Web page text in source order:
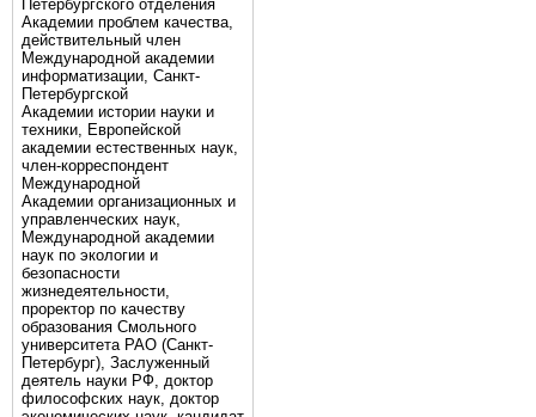
Петербургского отделения
Академии проблем качества,
действительный член
Международной академии
информатизации, Санкт-
Петербургской
Академии истории науки и
техники, Европейской
академии естественных наук,
член-корреспондент
Международной
Академии организационных и
управленческих наук,
Международной академии
наук по экологии и
безопасности
жизнедеятельности,
проректор по качеству
образования Смольного
университета РАО (Санкт-
Петербург), Заслуженный
деятель науки РФ, доктор
философских наук, доктор